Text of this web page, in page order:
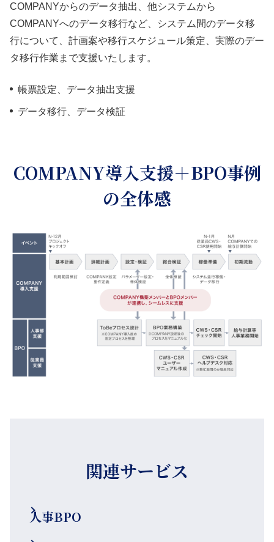
COMPANYからのデータ抽出、他システムから
COMPANYへのデータ移行など、システム間のデータ移
行について、計画案や移行スケジュール策定、実際のデー
タ移行作業まで支援いたします。
帳票設定、データ抽出支援
データ移行、データ検証
COMPANY導入支援＋BPO事例
の全体感
関連サービス
人事BPO